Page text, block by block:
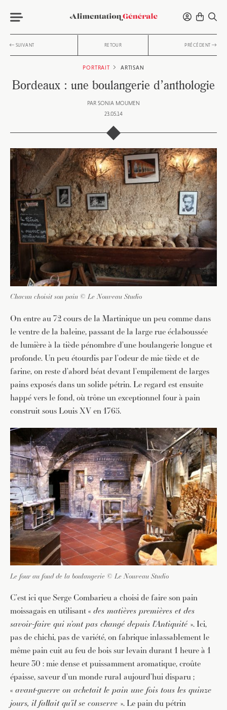
SUIVANT RETOUR PRÉCÉDENT
PORTRAIT ARTISAN
Bordeaux : une boulangerie d’anthologie
PAR SONIA MOUMEN
23.05.14
Chacun choisit son pain © Le Nouveau Studio
On entre au 72 cours de la Martinique un peu comme dans
le ventre de la baleine, passant de la large rue éclaboussée
de lumière à la tiède pénombre d’une boulangerie longue et
profonde. Un peu étourdis par l’odeur de mie tiède et de
farine, on reste d’abord béat devant l’empilement de larges
pains exposés dans un solide pétrin. Le regard est ensuite
happé vers le fond, où trône un exceptionnel four à pain
construit sous Louis XV en 1765.
Le four au fond de la boulangerie © Le Nouveau Studio
C’est ici que Serge Combarieu a choisi de faire son pain
moissagais en utilisant « des matières premières et des
savoir-faire qui n’ont pas changé depuis l’Antiquité ». Ici,
pas de chichi, pas de variété, on fabrique inlassablement le
même pain cuit au feu de bois sur levain durant 1 heure à 1
heure 30 : mie dense et puissamment aromatique, croûte
épaisse, saveur d’un monde rural aujourd’hui disparu ;
« avant-guerre on achetait le pain une fois tous les quinze
jours, il fallait qu’il se conserve ». Le pain du pétrin